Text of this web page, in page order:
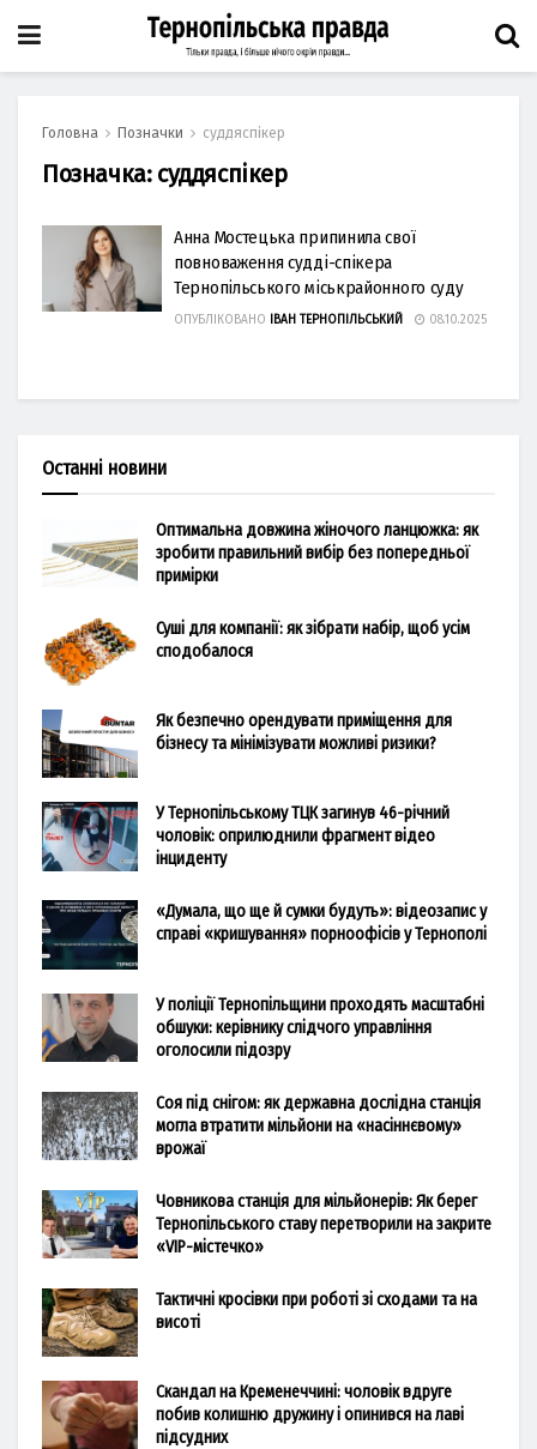
Головна Позначки суддяспікер
Позначка: суддяспікер
Анна Мостецька припинила свої
повноваження судді-спікера
Тернопільського міськрайонного суду
ОПУБЛІКОВАНО ІВАН ТЕРНОПІЛЬСЬКИЙ 08.10.2025
Останні новини
Оптимальна довжина жіночого ланцюжка: як
зробити правильний вибір без попередньої
примірки
Суші для компанії: як зібрати набір, щоб усім
сподобалося
Як безпечно орендувати приміщення для
бізнесу та мінімізувати можливі ризики?
У Тернопільському ТЦК загинув 46-річний
чоловік: оприлюднили фрагмент відео
інциденту
«Думала, що ще й сумки будуть»: відеозапис у
справі «кришування» порноофісів у Тернополі
У поліції Тернопільщини проходять масштабні
обшуки: керівнику слідчого управління
оголосили підозру
Соя під снігом: як державна дослідна станція
могла втратити мільйони на «насіннєвому»
врожаї
Човникова станція для мільйонерів: Як берег
Тернопільського ставу перетворили на закрите
«VIP-містечко»
Тактичні кросівки при роботі зі сходами та на
висоті
Скандал на Кременеччині: чоловік вдруге
побив колишню дружину і опинився на лаві
підсудних